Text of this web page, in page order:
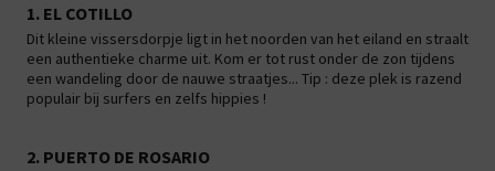
1. EL COTILLO
Dit kleine vissersdorpje ligt in het noorden van het eiland en straalt
een authentieke charme uit. Kom er tot rust onder de zon tijdens
een wandeling door de nauwe straatjes... Tip : deze plek is razend
populair bij surfers en zelfs hippies !
2. PUERTO DE ROSARIO